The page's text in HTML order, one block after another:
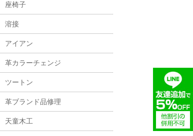
座椅子
溶接
アイアン
革カラーチェンジ
ツートン
革ブランド品修理
天童木工